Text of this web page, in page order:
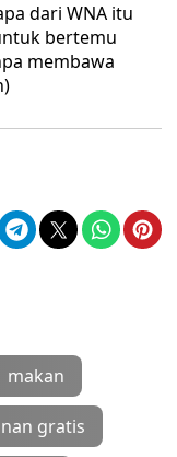
dari WNA itu
bertemu
membawa
makan
gratis